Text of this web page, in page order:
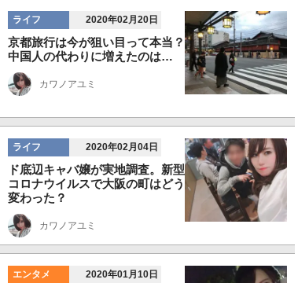
ライフ 2020年02月20日
京都旅行は今が狙い目って本当？
中国人の代わりに増えたのは…
カワノアユミ
ライフ 2020年02月04日
ド底辺キャバ嬢が実地調査。新型
コロナウイルスで大阪の町はどう
変わった？
カワノアユミ
エンタメ 2020年01月10日